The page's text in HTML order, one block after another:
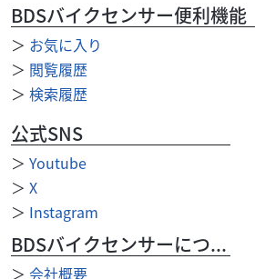
ホンダ
ZOOMER
BDSバイクセンサー便利機能
＞ お気に入り
＞ 閲覧履歴
＞ 検索履歴
公式SNS
＞ Youtube
＞ X
＞ Instagram
BDSバイクセンサーについて
＞ 会社概要